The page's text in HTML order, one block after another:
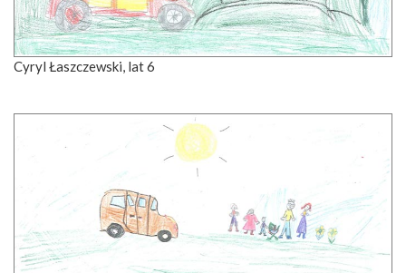
Cyryl Łaszczewski, lat 6